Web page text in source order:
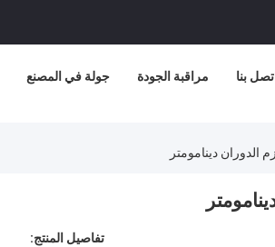
جولة في المصنع مراقبة الجودة اتصل بنا
تفاصيل المنتج: